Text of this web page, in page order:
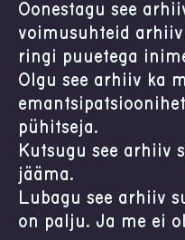
Õõnestagu see
võimusuhteid
ringi puuetega
Olgu see arhiiv ka
pühitseja.
Kutsugu see arhiiv
jääma.
Lubagu see arhiiv
on palju. Ja me ei